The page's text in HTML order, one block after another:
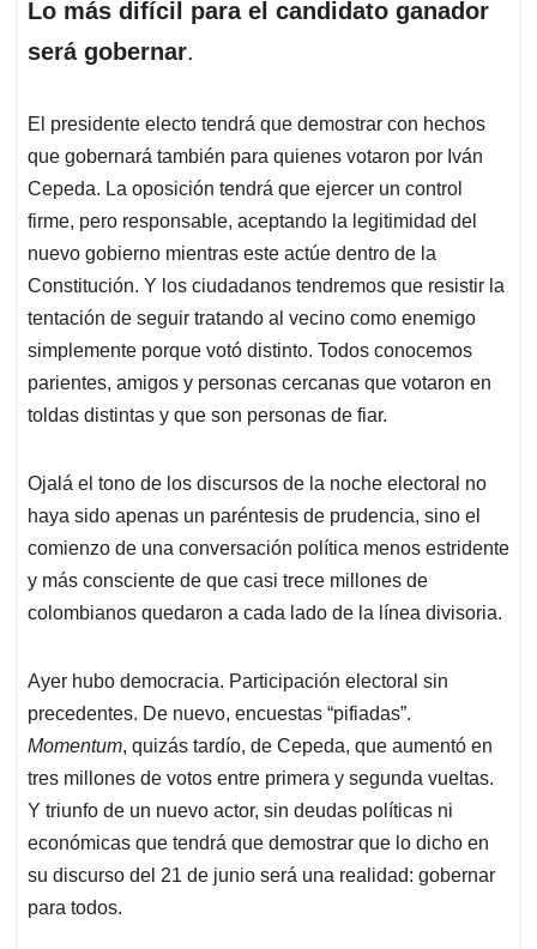
Lo más difícil para el candidato ganador
será gobernar.
El presidente electo tendrá que demostrar con hechos
que gobernará también para quienes votaron por Iván
Cepeda. La oposición tendrá que ejercer un control
firme, pero responsable, aceptando la legitimidad del
nuevo gobierno mientras este actúe dentro de la
Constitución. Y los ciudadanos tendremos que resistir la
tentación de seguir tratando al vecino como enemigo
simplemente porque votó distinto. Todos conocemos
parientes, amigos y personas cercanas que votaron en
toldas distintas y que son personas de fiar.
Ojalá el tono de los discursos de la noche electoral no
haya sido apenas un paréntesis de prudencia, sino el
comienzo de una conversación política menos estridente
y más consciente de que casi trece millones de
colombianos quedaron a cada lado de la línea divisoria.
Ayer hubo democracia. Participación electoral sin
precedentes. De nuevo, encuestas “pifiadas”.
Momentum, quizás tardío, de Cepeda, que aumentó en
tres millones de votos entre primera y segunda vueltas.
Y triunfo de un nuevo actor, sin deudas políticas ni
económicas que tendrá que demostrar que lo dicho en
su discurso del 21 de junio será una realidad: gobernar
para todos.